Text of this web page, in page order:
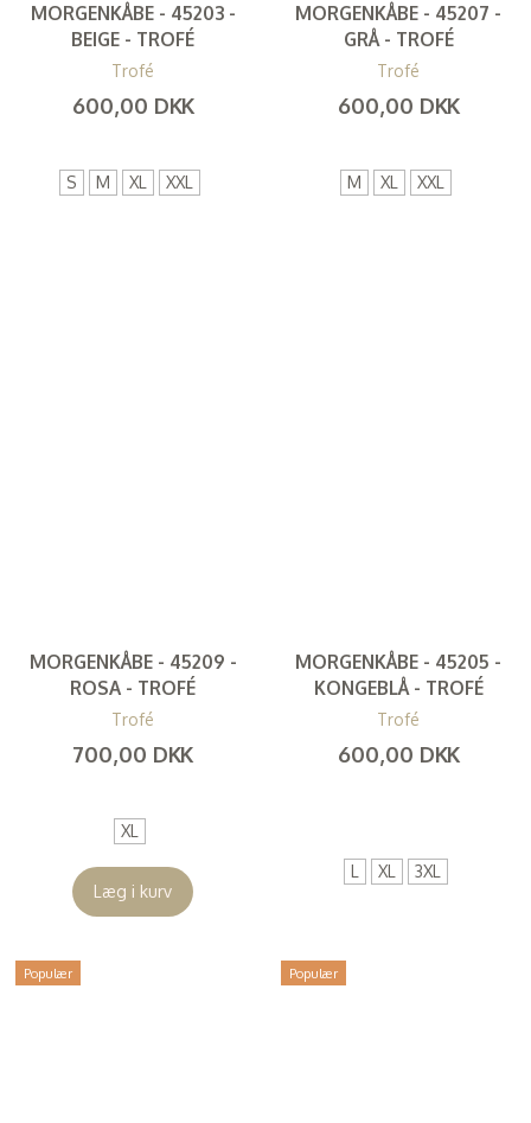
MORGENKÅBE - 45203 -
BEIGE - TROFÉ
Trofé
600,00 DKK
S M XL XXL
MORGENKÅBE - 45207 -
GRÅ - TROFÉ
Trofé
600,00 DKK
M XL XXL
MORGENKÅBE - 45209 -
ROSA - TROFÉ
Trofé
700,00 DKK
XL
Læg i kurv
MORGENKÅBE - 45205 -
KONGEBLÅ - TROFÉ
Trofé
600,00 DKK
L XL 3XL
Populær Populær